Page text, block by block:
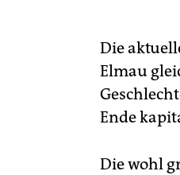
Die
Elmau
Ende
Die wohl